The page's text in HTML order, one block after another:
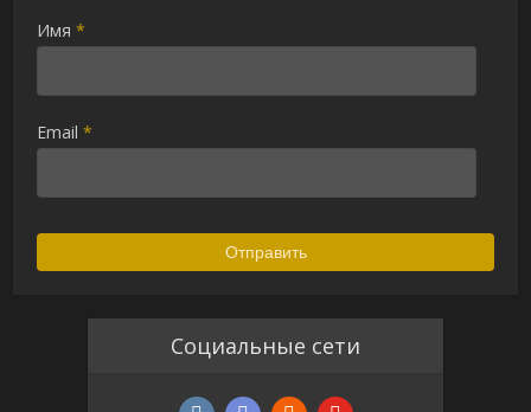
Имя*
Email*
Социальные сети